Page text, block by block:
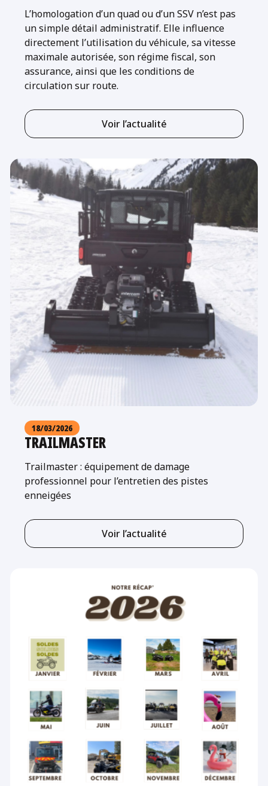
L’homologation d’un quad ou d’un SSV n’est pas
un simple détail administratif. Elle influence
directement l’utilisation du véhicule, sa vitesse
maximale autorisée, son régime fiscal, son
assurance, ainsi que les conditions de
circulation sur route.
Voir l’actualité
18/03/2026
TRAILMASTER
Trailmaster : équipement de damage
professionnel pour l’entretien des pistes
enneigées
Voir l’actualité